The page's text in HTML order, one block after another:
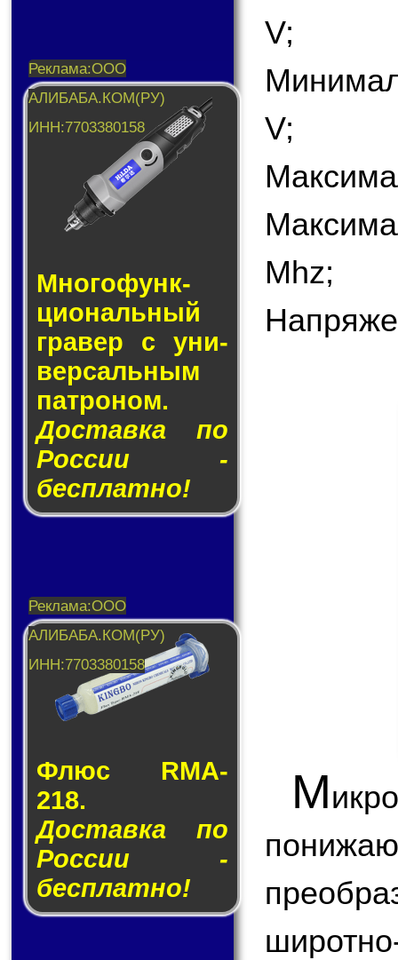
Много­функ­
цио­наль­ный
гра­вер с уни­
вер­саль­ным
пат­ро­ном.
Доставка по
России -
бесплатно!
Флюс RMA-
218.
Доставка по
России -
бесплатно!
V;
V;
Mhz;
М